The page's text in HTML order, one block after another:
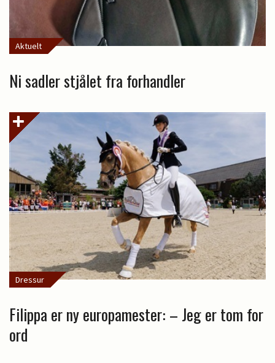
Aktuelt
Ni sadler stjålet fra forhandler
Dressur
Filippa er ny europamester: – Jeg er tom for
ord